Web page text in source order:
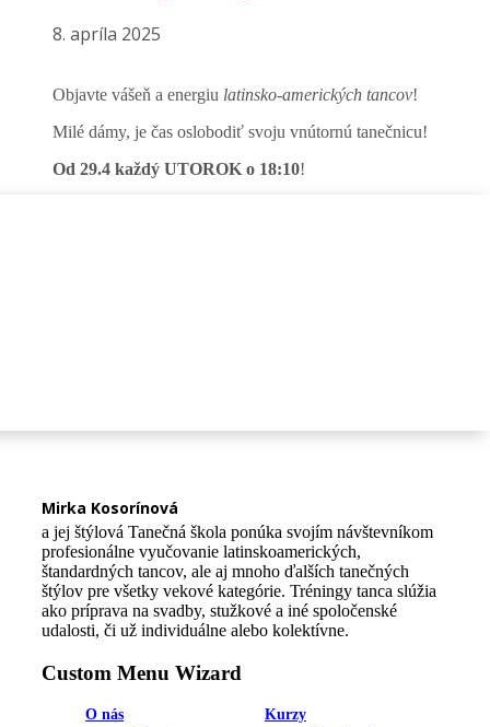
8. apríla 2025
Objavte vášeň a energiu latinsko-amerických tancov!
Milé dámy, je čas oslobodiť svoju vnútornú tanečnicu!
Od 29.4 každý UTOROK o 18:10!
Mirka Kosorínová
a jej štýlová Tanečná škola ponúka svojím návštevníkom
profesionálne vyučovanie latinskoamerických,
štandardných tancov, ale aj mnoho ďalších tanečných
štýlov pre všetky vekové kategórie. Tréningy tanca slúžia
ako príprava na svadby, stužkové a iné spoločenské
udalosti, či už individuálne alebo kolektívne.
Custom Menu Wizard
O nás
Kurzy